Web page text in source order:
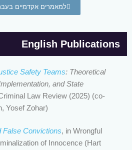
למאמרים אקדמיים
English Publications
Safety Teams: Theoretical
and State
Law Review (2025) (co-
Yosef Zohar)
False Convictions, in Wrongful
of Innocence (Hart